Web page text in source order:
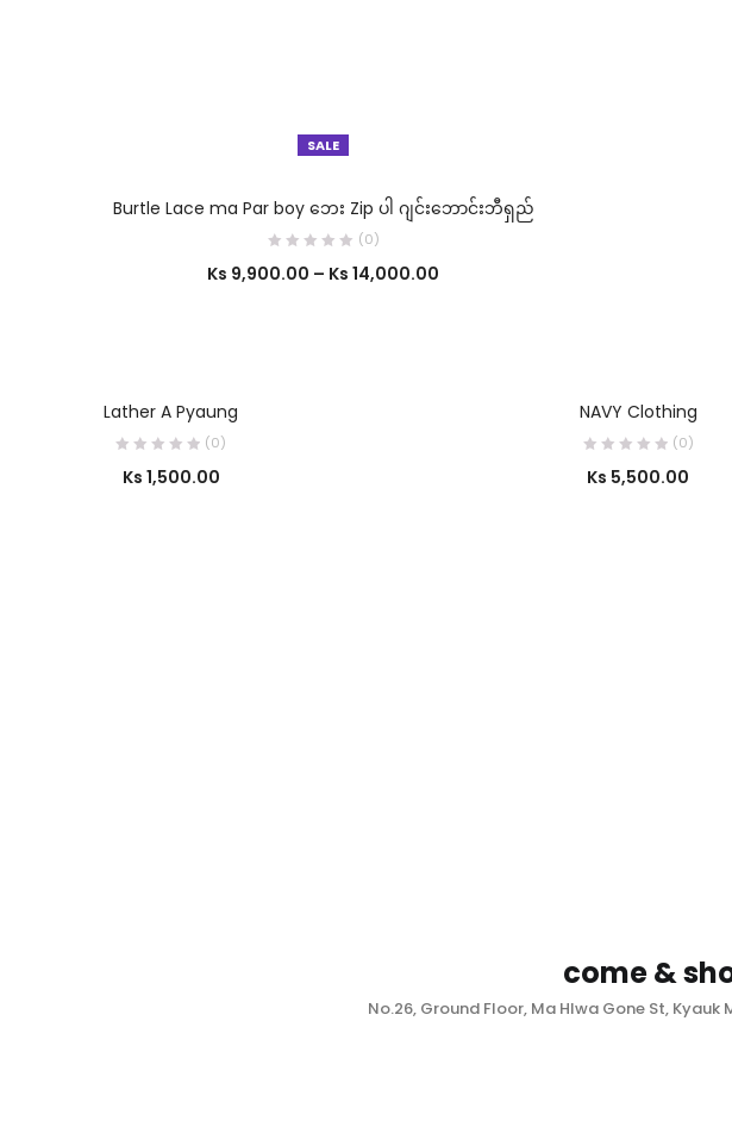
SALE
Burtle Lace ma Par boy ဘေး Zip ပါ ဂျင်းဘောင်းဘီရှည်
(0)
Ks 9,900.00 – Ks 14,000.00
SELECT OPTIONS
Lather A Pyaung
(0)
Ks 1,500.00
NAVY Clothing
(0)
Ks 5,500.00
come &
No.26, Ground Floor, Ma Hlwa Gone St, Kyauk